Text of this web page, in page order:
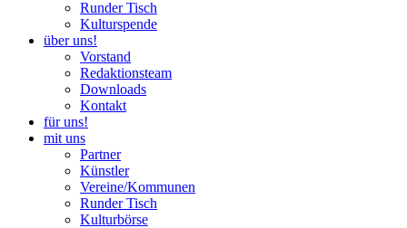
Runder Tisch
Kulturspende
über uns!
Vorstand
Redaktionsteam
Downloads
Kontakt
für uns!
mit uns
Partner
Künstler
Vereine/Kommunen
Runder Tisch
Kulturbörse